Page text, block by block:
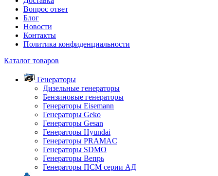
Вопрос ответ
Блог
Новости
Контакты
Политика конфиденциальности
Каталог товаров
Генераторы
Дизельные генераторы
Бензиновые генераторы
Генераторы Eisemann
Генераторы Geko
Генераторы Gesan
Генераторы Hyundai
Генераторы PRAMAC
Генераторы SDMO
Генераторы Вепрь
Генераторы ПСМ серии АД